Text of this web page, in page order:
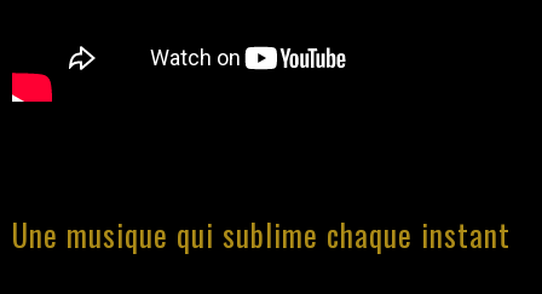
Une musique qui sublime chaque instant